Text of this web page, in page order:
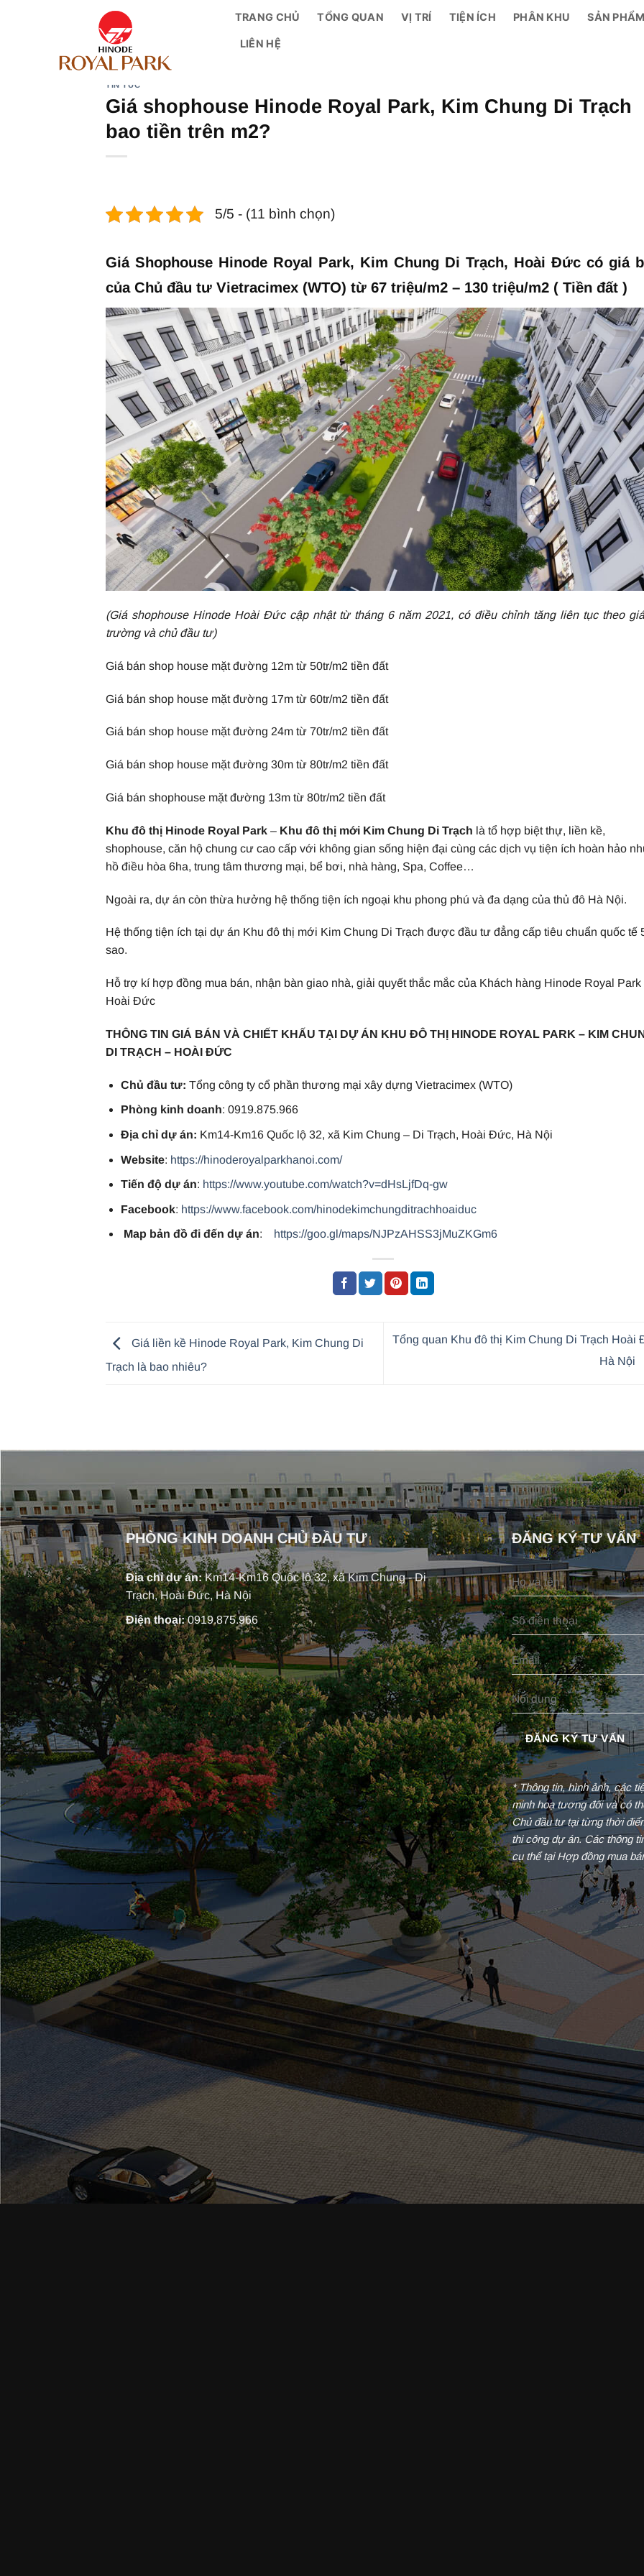
TRANG CHỦ TỔNG QUAN VỊ TRÍ TIỆN ÍCH PHÂN KHU SẢN
LIÊN HỆ
TIN TỨC
Giá shophouse Hinode Royal Park, Kim Chung Di Trạch
bao tiền trên m2?
5/5 - (11 bình chọn)
Giá Shophouse Hinode Royal Park, Kim Chung Di Trạch, Hoài Đức có giá
của Chủ đầu tư Vietracimex (WTO) từ 67 triệu/m2 – 130 triệu/m2 ( Tiền đất )
(Giá shophouse Hinode Hoài Đức cập nhật từ tháng 6 năm 2021, có điều chỉnh tăng liên tục theo
trường và chủ đầu tư)
Giá bán shop house mặt đường 12m từ 50tr/m2 tiền đất
Giá bán shop house mặt đường 17m từ 60tr/m2 tiền đất
Giá bán shop house mặt đường 24m từ 70tr/m2 tiền đất
Giá bán shop house mặt đường 30m từ 80tr/m2 tiền đất
Giá bán shophouse mặt đường 13m từ 80tr/m2 tiền đất
Khu đô thị Hinode Royal Park – Khu đô thị mới Kim Chung Di Trạch là tổ hợp biệt thự, liền kề,
shophouse, căn hộ chung cư cao cấp với không gian sống hiện đại cùng các dịch vụ tiện ích hoàn hảo
hồ điều hòa 6ha, trung tâm thương mại, bể bơi, nhà hàng, Spa, Coffee…
Ngoài ra, dự án còn thừa hưởng hệ thống tiện ích ngoại khu phong phú và đa dạng của thủ đô Hà Nội.
Hệ thống tiện ích tại dự án Khu đô thị mới Kim Chung Di Trạch được đầu tư đẳng cấp tiêu chuẩn quốc tế
sao.
Hỗ trợ kí hợp đồng mua bán, nhận bàn giao nhà, giải quyết thắc mắc của Khách hàng Hinode Royal Park
Hoài Đức
THÔNG TIN GIÁ BÁN VÀ CHIẾT KHẤU TẠI DỰ ÁN KHU ĐÔ THỊ HINODE ROYAL PARK – KIM
DI TRẠCH – HOÀI ĐỨC
Chủ đầu tư: Tổng công ty cổ phần thương mại xây dựng Vietracimex (WTO)
Phòng kinh doanh: 0919.875.966
Địa chỉ dự án: Km14-Km16 Quốc lộ 32, xã Kim Chung – Di Trạch, Hoài Đức, Hà Nội
Website: https://hinoderoyalparkhanoi.com/
Tiến độ dự án: https://www.youtube.com/watch?v=dHsLjfDq-gw
Facebook: https://www.facebook.com/hinodekimchungditrachhoaiduc
Map bản đồ đi đến dự án: https://goo.gl/maps/NJPzAHSS3jMuZKGm6
Giá liền kề Hinode Royal Park, Kim Chung Di
Trạch là bao nhiêu?
Tổng quan Khu đô thị Kim Chung Di Trạch Hoài
Hà Nội
PHÒNG KINH DOANH CHỦ ĐẦU TƯ
Địa chỉ dự án:Km14-Km16 Quốc lộ 32, xã Kim Chung - Di
Trạch, Hoài Đức, Hà Nội
Điện thoại:0919.875.966
ĐĂNG KÝ TƯ VẤN
* Thông tin, hình ảnh, các
minh hoạ tương đối và có
Chủ đầu tư tại từng thời
thi công dự án. Các thông
cụ thể tại Hợp đồng mua